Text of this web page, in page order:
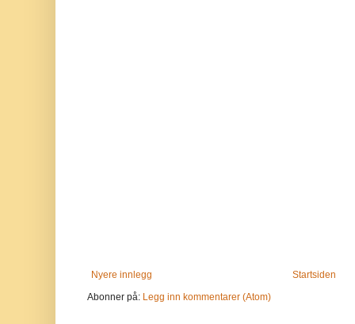
Nyere innlegg
Startsiden
Abonner på: Legg inn kommentarer (Atom)